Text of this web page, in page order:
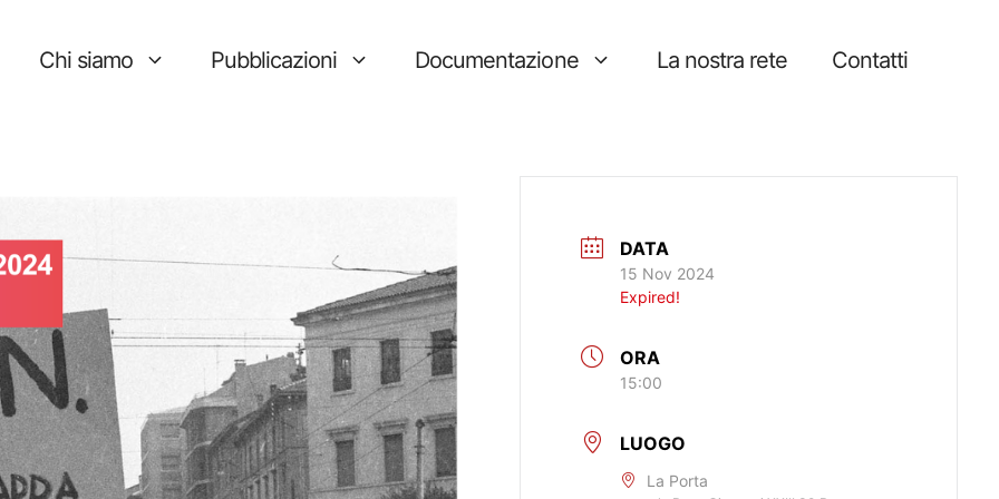
Chi siamo Pubblicazioni Documentazione La nostra rete Contatti
DATA
15 Nov 2024
Expired!
ORA
15:00
LUOGO
La Porta